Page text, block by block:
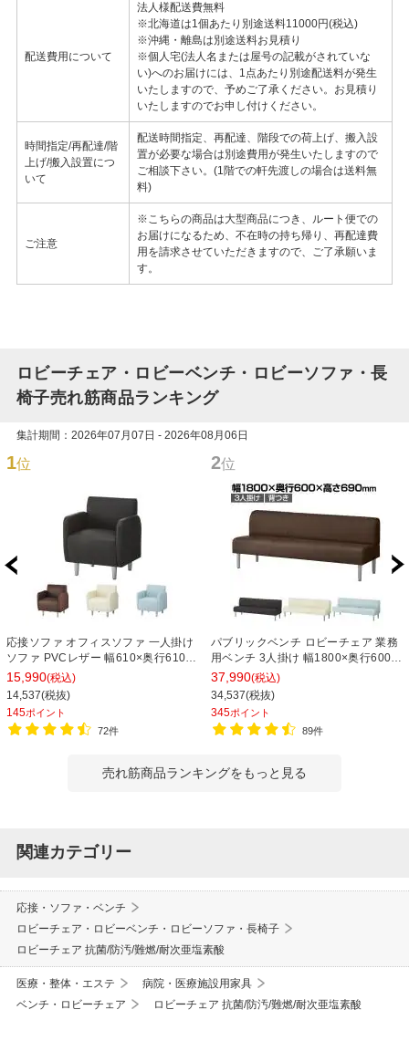
配送費用について
法人様配送費無料
※北海道は1個あたり別途送料11000円(税込)
※沖縄・離島は別途送料お見積り
※個人宅(法人名または屋号の記載がされていな
い)へのお届けには、1点あたり別途配送料が発生
いたしますので、予めご了承ください。お見積り
いたしますのでお申し付けください。
時間指定/再配達/階
上げ/搬入設置につ
いて
配送時間指定、再配達、階段での荷上げ、搬入設
置が必要な場合は別途費用が発生いたしますので
ご相談下さい。(1階での軒先渡しの場合は送料無
料)
ご注意
※こちらの商品は大型商品につき、ルート便での
お届けになるため、不在時の持ち帰り、再配達費
用を請求させていただきますので、ご了承願いま
す。
ロビーチェア・ロビーベンチ・ロビーソファ・長
椅子売れ筋商品ランキング
集計期間：2026年07月07日 - 2026年08月06日
1位
応接ソファ オフィスソファ 一人掛け
ソファ PVCレザー 幅610×奥行610×
高さ710mm ベルセア
15,990(税込)
14,537(税抜)
145ポイント
72件
2位
パブリックベンチ ロビーチェア 業務
用ベンチ 3人掛け 幅1800×奥行600×
高さ690×座高400mm 背つき レザー
37,990(税込)
34,537(税抜)
345ポイント
89件
売れ筋商品ランキングをもっと見る
関連カテゴリー
応接・ソファ・ベンチ
ロビーチェア・ロビーベンチ・ロビーソファ・長椅子
ロビーチェア 抗菌/防汚/難燃/耐次亜塩素酸
医療・整体・エステ
病院・医療施設用家具
ベンチ・ロビーチェア
ロビーチェア 抗菌/防汚/難燃/耐次亜塩素酸